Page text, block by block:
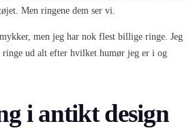
Men ringene dem ser vi.
men jeg har nok flest billige ringe. Jeg
ud alt efter hvilket humør jeg er i og
i antikt design